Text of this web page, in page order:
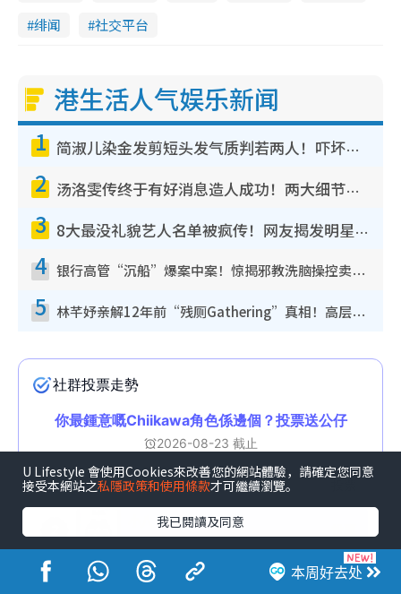
绯闻
社交平台
港生活人气娱乐新闻
1 简淑儿染金发剪短头发气质判若两人！吓坏老公麦大力都认不出：“你做什么？”
2 汤洛雯传终于有好消息造人成功！两大细节曝孕味极浓引猜测：大肚婆先会咁！
3 8大最没礼貌艺人名单被疯传！网友揭发明星真面目，一致数落这一位是无品天花板？
4 银行高管“沉船”爆案中案！惊揭邪教洗脑操控卖淫被吞600万，幕后黑手讲多错多
5 林芊妤亲解12年前“残厕Gathering”真相！高层解约一句话重创尊严，至今拒返TVB
本周好去处
U Lifestyle 會使用Cookies來改善您的網站體驗，請確定您同意
接受本網站之私隱政策和使用條款才可繼續瀏覽。
我已閱讀及同意